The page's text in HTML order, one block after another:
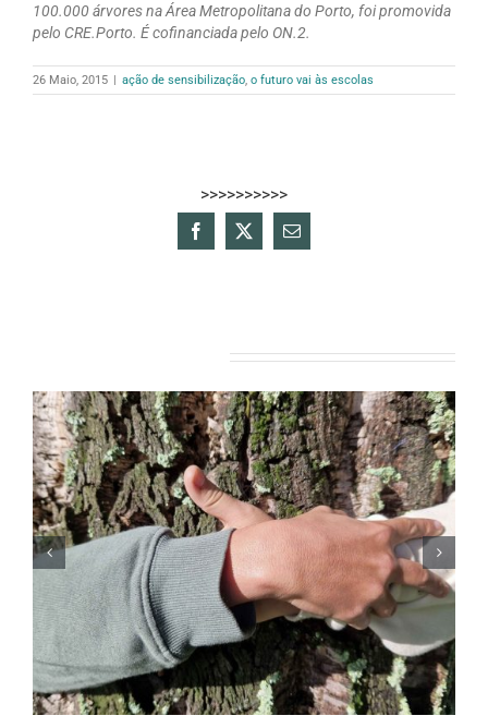
100.000 árvores na Área Metropolitana do Porto, foi promovida
pelo CRE.Porto. É cofinanciada pelo ON.2.
26 Maio, 2015 | ação de sensibilização, o futuro vai às escolas
>>>>>>>>>>
Facebook
X
Email
(necessário
Núcleo da U. Porto Solidária controlam
plantas invasoras em Gondomar